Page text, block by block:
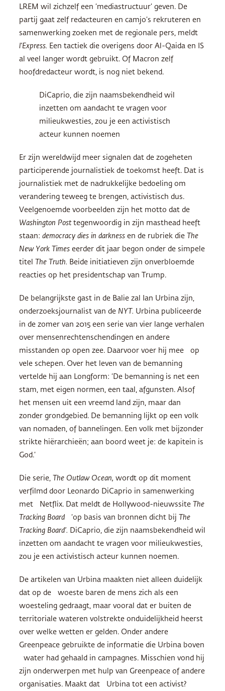
LREM wil zichzelf een ‘mediastructuur’ geven. De
partij gaat zelf redacteuren en camjo’s rekruteren en
samenwerking zoeken met de regionale pers, meldt
l’Express. Een tactiek die overigens door Al-Qaida en IS
al veel langer wordt gebruikt. Of Macron zelf
hoofdredacteur wordt, is nog niet bekend.
DiCaprio, die zijn naamsbekendheid wil
inzetten om aandacht te vragen voor
milieukwesties, zou je een activistisch
acteur kunnen noemen
Er zijn wereldwijd meer signalen dat de zogeheten
participerende journalistiek de toekomst heeft. Dat is
journalistiek met de nadrukkelijke bedoeling om
verandering teweeg te brengen, activistisch dus.
Veelgenoemde voorbeelden zijn het motto dat de
Washington Posttegenwoordig in zijn masthead heeft
staan: democracy dies in darkness en de rubriek die The
New York Times eerder dit jaar begon onder de simpele
titel
The Truth. Beide initiatieven zijn onverbloemde
reacties op het presidentschap van Trump.
De belangrijkste gast in de Balie zal Ian Urbina zijn,
onderzoeksjournalist van de NYT . Urbina publiceerde
in de zomer van 2015 een serie van vier lange verhalen
over mensenrechtenschendingen en andere
misstanden op open zee. Daarvoor voer hij mee op
vele schepen. Over het leven van de bemanning
vertelde hij aan Longform: ‘De bemanning is net een
stam, met eigen normen, een taal, afgunsten. Alsof
het mensen uit een vreemd land zijn, maar dan
zonder grondgebied. De bemanning lijkt op een volk
van nomaden, of bannelingen. Een volk met bijzonder
strikte hiërarchieën; aan boord weet je: de kapitein is
God.’
Die serie, The Outlaw Ocean, wordt op dit moment
verfilmd door Leonardo DiCaprio in samenwerking
met Netflix. Dat meldt de Hollywood-nieuwssite The
Tracking Board ‘op basis van bronnen dicht bij The
Tracking Board’. DiCaprio, die zijn naamsbekendheid wil
inzetten om aandacht te vragen voor milieukwesties,
zou je een activistisch acteur kunnen noemen.
De artikelen van Urbina maakten niet alleen duidelijk
dat op de woeste baren de mens zich als een
woesteling gedraagt, maar vooral dat er buiten de
territoriale wateren volstrekte onduidelijkheid heerst
over welke wetten er gelden. Onder andere
Greenpeace gebruikte de informatie die Urbina boven
water had gehaald in campagnes. Misschien vond hij
zijn onderwerpen met hulp van Greenpeace of andere
organisaties. Maakt dat Urbina tot een activist?